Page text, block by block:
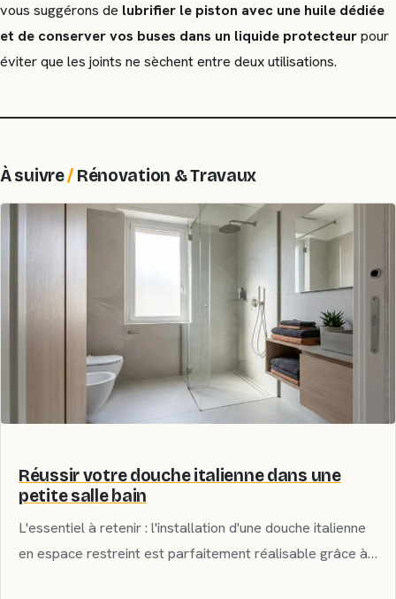
vous suggérons de lubrifier le piston avec une huile dédiée
et de conserver vos buses dans un liquide protecteurpour
éviter que les joints ne sèchent entre deux utilisations.
À suivre/ Rénovation & Travaux
Réussir votre douche italienne dans une
petite salle bain
L'essentiel à retenir : l'installation d'une douche italienne
en espace restreint est parfaitement réalisable grâce à…